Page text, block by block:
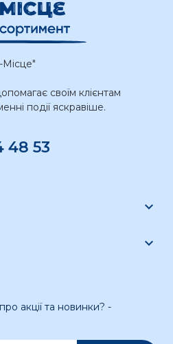
Місце"
своїм клієнтам
події яскравіше.
48 53


акції та новинки? -